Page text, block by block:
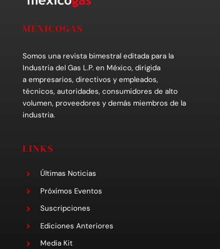
MÉXICOGAS
Somos una revista bimestral editada para la
Industria del Gas L.P. en México, dirigida
a empresarios, directivos y empleados,
técnicos, autoridades, consumidores de alto
volumen, proveedores y demás miembros de la
industria.
LINKS
Últimas Noticias
Próximos Eventos
Suscripciones
Ediciones Anteriores
Media Kit